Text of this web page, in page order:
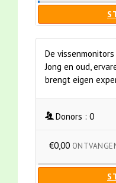
De
Jong en oud,
brengt eigen
Donors : 0
€0,00